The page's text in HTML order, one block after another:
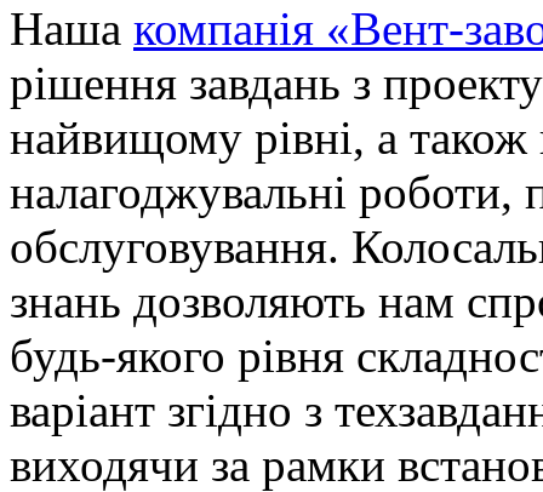
Наша компанія «Вент-
рішення завдань з
найвищому рівні, а
налагоджувальні роботи,
обслуговування.
знань дозволяють нам
будь-якого рівня
варіант згідно з
виходячи за рамки